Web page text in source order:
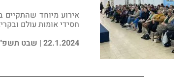
אירוע מיוחד שהתקיים
חסידי אומות עולם
22.1.2024 | שבט תשפ"ד